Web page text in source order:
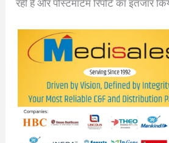
रही है और पोस्टमार्टम रिपोर्ट का इंतजार